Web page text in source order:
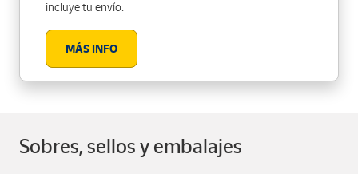
incluye tu envío.
MÁS INFO
Sobres, sellos y embalajes